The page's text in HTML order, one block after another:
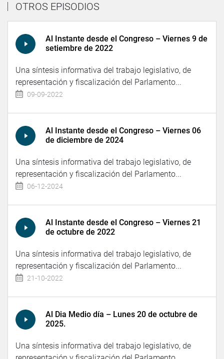
OTROS EPISODIOS
Al Instante desde el Congreso – Viernes 9 de
setiembre de 2022
Una síntesis informativa del trabajo legislativo, de
representación y fiscalización del Parlamento...
09-09-2022
Al Instante desde el Congreso – Viernes 06
de diciembre de 2024
Una síntesis informativa del trabajo legislativo, de
representación y fiscalización del Parlamento...
06-12-2024
Al Instante desde el Congreso – Viernes 21
de octubre de 2022
Una síntesis informativa del trabajo legislativo, de
representación y fiscalización del Parlamento...
21-10-2022
Al Dia Medio día – Lunes 20 de octubre de
2025.
Una síntesis informativa del trabajo legislativo, de